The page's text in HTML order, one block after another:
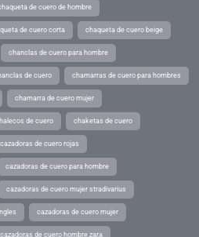
de cuero de hombre
de cuero corta chaqueta de cuero beige
chanclas de cuero para hombre
de cuero chamarras de cuero para hombres
chamarra de cuero mujer
de cuero chaketas de cuero
cazadoras de cuero rojas
cazadoras de cuero para hombre
cazadoras de cuero mujer stradivarius
cazadoras de cuero mujer
cazadoras de cuero hombre zara